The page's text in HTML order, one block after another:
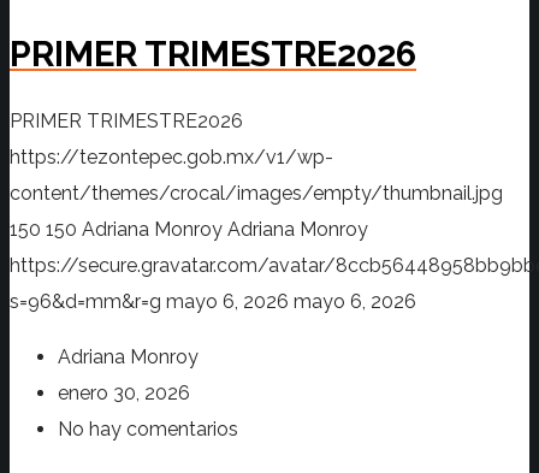
PRIMER TRIMESTRE2026
PRIMER TRIMESTRE2026
https://tezontepec.gob.mx/v1/wp-
content/themes/crocal/images/empty/thumbnail.jpg
150 150 Adriana Monroy Adriana Monroy
https://secure.gravatar.com/avatar/
s=96&d=mm&r=g mayo 6, 2026 mayo 6, 2026
Adriana Monroy
enero 30, 2026
No hay comentarios